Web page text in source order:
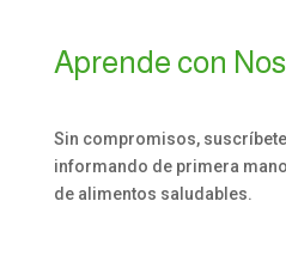
Aprende con
Sin compromisos,
informando de primera
de alimentos saludables.